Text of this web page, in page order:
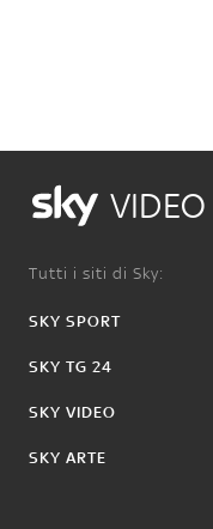
VIDEO
Tutti i siti di Sky:
SKY SPORT
SKY TG 24
SKY VIDEO
SKY ARTE